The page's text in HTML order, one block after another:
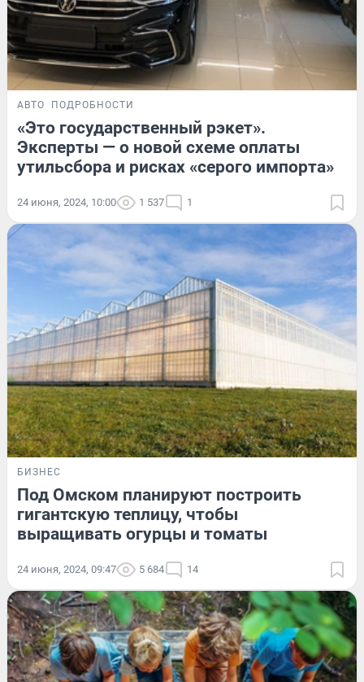
АВТО ПОДРОБНОСТИ
«Это государственный рэкет».
Эксперты — о новой схеме оплаты
утильсбора и рисках «серого импорта»
24 июня, 2024, 10:00 1 537 1
БИЗНЕС
Под Омском планируют построить
гигантскую теплицу, чтобы
выращивать огурцы и томаты
24 июня, 2024, 09:47 5 684 14